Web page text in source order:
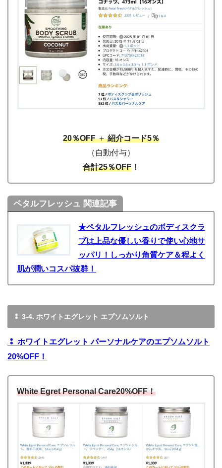
20％OFF＋紹介コード5％
（自動付与）
合計25％OFF ！
ペタルフレッシュ 関連記事
★ペタルフレッシュのボディスクラ
ブは上品な優しい香りで使い心地サ
ッパリ！しっかり角質ケア＆程よく
肌が潤いコスパ抜群！
⁑ 3-4. ホワイトエグレット エプソムソルト
⁑ ホワイトエグレット パーソナルケアのエプソムソルト
20%OFF！
White Egret Personal Care20%OFF！